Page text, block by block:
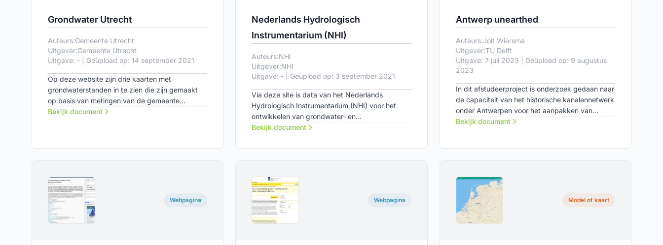
Grondwater Utrecht
Auteurs:Gemeente Utrecht
Uitgever:Gemeente Utrecht
Uitgave: - | Geüpload op: 14 september 2021
Op deze website zijn drie kaarten met
grondwaterstanden in te zien die zijn gemaakt
op basis van metingen van de gemeente
Utrecht. Tevens is er algemene informatie over
Bekijk document
Nederlands Hydrologisch
Instrumentarium (NHI)
Auteurs:NHI
Uitgever:NHI
Uitgave: - | Geüpload op: 3 september 2021
Via deze site is data van het Nederlands
Hydrologisch Instrumentarium (NHI) voor het
ontwikkelen van grondwater- en
oppervlaktewatermodellen in te zien en te
Bekijk document
Antwerp unearthed
Auteurs:Jolt Wiersma
Uitgever:TU Delft
Uitgave: 7 juli 2023 | Geüpload op: 9 augustus
2023
In dit afstudeerproject is onderzoek gedaan naar
de capaciteit van het historische kanalennetwerk
onder Antwerpen voor het aanpakken van
toekomstige opgaven voor ecologische en
Bekijk document
Webpagina Webpagina Model of kaart